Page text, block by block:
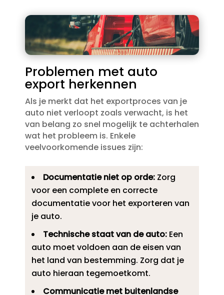
Problemen met auto
export herkennen
Als je merkt dat het exportproces van je
auto niet verloopt zoals verwacht, is het
van belang zo snel mogelijk te achterhalen
wat het probleem is.​ Enkele
veelvoorkomende issues zijn:
Documentatie niet op orde:Zorg
voor een complete en correcte
documentatie voor het exporteren van
je auto.​
Technische staat van de auto:Een
auto moet voldoen aan de eisen van
het land van bestemming.​ Zorg dat je
auto hieraan tegemoetkomt.​
Communicatie met buitenlandse